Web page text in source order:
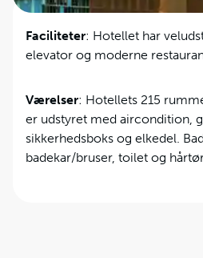
Faciliteter: Hotellet har
elevator og moderne
Værelser: Hotellets 215
er udstyret med aircondition,
sikkerhedsboks og elkedel.
badekar/bruser, toilet og